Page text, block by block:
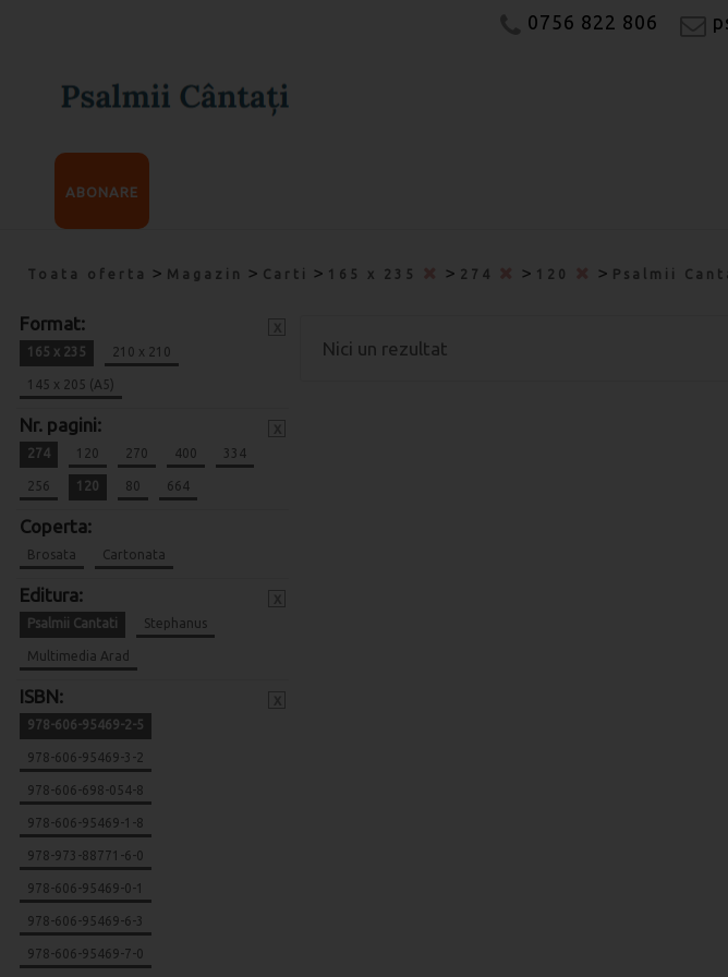
0756 822 806
ABONARE
Toata oferta > Magazin > Carti > 165 x 235 > 274 > 120 > Psalmii
Format:
165 x 235 210 x 210
145 x 205 (A5)
Nr. pagini:
274 120 270 400 334
256 120 80 664
Coperta:
Brosata Cartonata
Editura:
Psalmii Cantati Stephanus
Multimedia Arad
ISBN:
978-606-95469-2-5
978-606-95469-3-2
978-606-698-054-8
978-606-95469-1-8
978-973-88771-6-0
978-606-95469-0-1
978-606-95469-6-3
978-606-95469-7-0
Nici un rezultat